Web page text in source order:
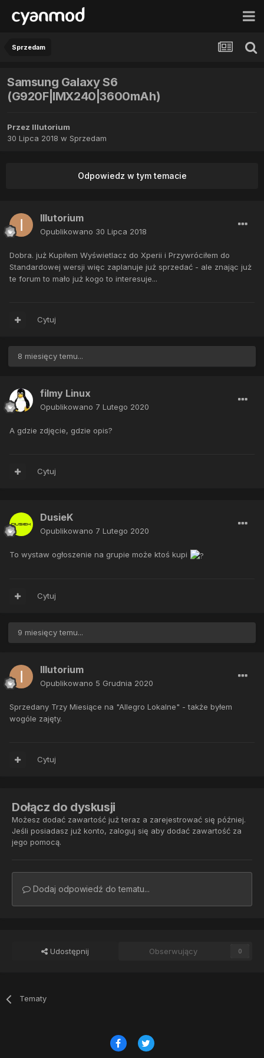
Sprzedam
Samsung Galaxy S6
(G920F|IMX240|3600mAh)
Przez Illutorium
30 Lipca 2018 w Sprzedam
Odpowiedz w tym temacie
Illutorium
Opublikowano 30 Lipca 2018
Dobra. już Kupiłem Wyświetlacz do Xperii i Przywróciłem do
Standardowej wersji więc zaplanuje już sprzedać - ale znając już
te forum to mało już kogo to interesuje...
Cytuj
8 miesięcy temu...
filmy Linux
Opublikowano 7 Lutego 2020
A gdzie zdjęcie, gdzie opis?
Cytuj
DusieK
Opublikowano 7 Lutego 2020
To wystaw ogłoszenie na grupie może ktoś kupi
Cytuj
9 miesięcy temu...
Illutorium
Opublikowano 5 Grudnia 2020
Sprzedany Trzy Miesiące na "Allegro Lokalne" - także byłem
wogóle zajęty.
Cytuj
Dołącz do dyskusji
Możesz dodać zawartość już teraz a zarejestrować się później.
Jeśli posiadasz już konto, zaloguj się aby dodać zawartość za
jego pomocą.
Dodaj odpowiedź do tematu...
Udostępnij Obserwujący 0
Tematy